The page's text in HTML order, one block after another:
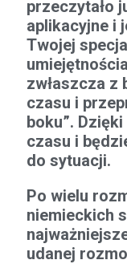
przeczytało
aplikacyjne i
Twojej
zwłaszcza z
czasu i
boku”.
czasu i
do sytuacji.
Po wielu
niemieckich
udanej